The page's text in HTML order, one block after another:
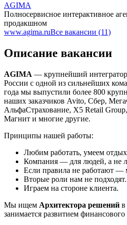
AGIMA
Полносервисное интерактивное
продакшном
www.agima.ruВсе вакансии (11)
Описание вакансии
AGIMA — крупнейший
России с одной из сильнейших
года мы выпустили более 800
наших заказчиков Avito, Сбер,
АльфаСтрахование, X5 Retail
Магнит и многие другие.
Принципы нашей работы:
Любим работать, умеем
Компания — для людей, а не
Если правила не работают —
Вторые роли нам не подходят.
Играем на стороне клиента.
Мы ищем Архитектора решений в
занимается развитием финансового